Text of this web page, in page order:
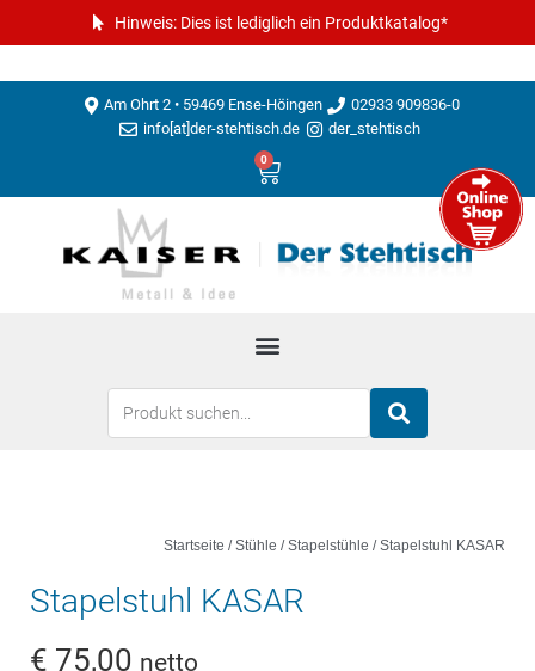
Hinweis: Dies ist lediglich ein Produktkatalog*
Am Ohrt 2 • 59469 Ense-Höingen
02933 909836-0
info[at]der-stehtisch.de
der_stehtisch
0
Startseite /Stühle /Stapelstühle / Stapelstuhl KASAR
Stapelstuhl KASAR
€ 75,00 netto